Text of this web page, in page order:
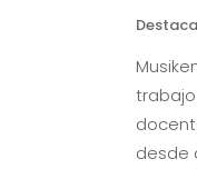
desde